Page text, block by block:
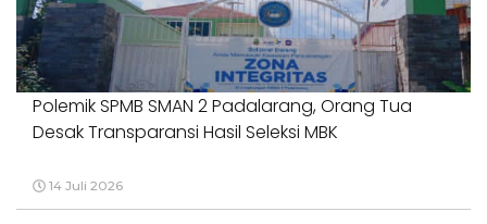
Polemik SPMB SMAN 2 Padalarang, Orang Tua
Desak Transparansi Hasil Seleksi MBK
14 Juli 2026